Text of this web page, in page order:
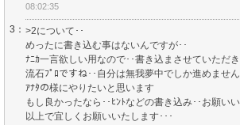
08:02:35
3： >2について･･
めったに書き込む事はないんですが･･
ﾅﾆｶ一言欲しい用なので･･書き込まさせていただ
流石ﾌﾟﾛですね･･自分は無我夢中でしか進めませ
ｱﾅﾀの様にやりたいと思います
もし良かったなら･･ﾋﾝﾄなどの書き込み･･お願い
以上で宜しくお願いいたします･･･